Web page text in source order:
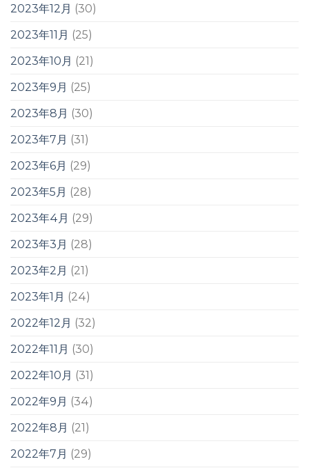
2023年12月 (30)
2023年11月 (25)
2023年10月 (21)
2023年9月 (25)
2023年8月 (30)
2023年7月 (31)
2023年6月 (29)
2023年5月 (28)
2023年4月 (29)
2023年3月 (28)
2023年2月 (21)
2023年1月 (24)
2022年12月 (32)
2022年11月 (30)
2022年10月 (31)
2022年9月 (34)
2022年8月 (21)
2022年7月 (29)